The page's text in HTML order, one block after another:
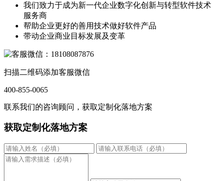
我们致力于成为新一代企业数字化创新与转型软件技术
服务商
帮助企业更好的善用技术做好软件产品
带动企业商业目标发展及变革
扫描二维码添加客服微信
400-855-0065
联系我们的咨询顾问，获取定制化落地方案
获取定制化落地方案